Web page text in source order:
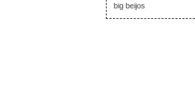
big beijos